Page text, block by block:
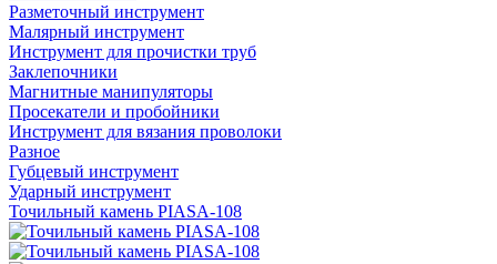
Разметочный инструмент
Малярный инструмент
Инструмент для прочистки труб
Заклепочники
Магнитные манипуляторы
Просекатели и пробойники
Инструмент для вязания проволоки
Разное
Губцевый инструмент
Ударный инструмент
Точильный камень PIASA-108